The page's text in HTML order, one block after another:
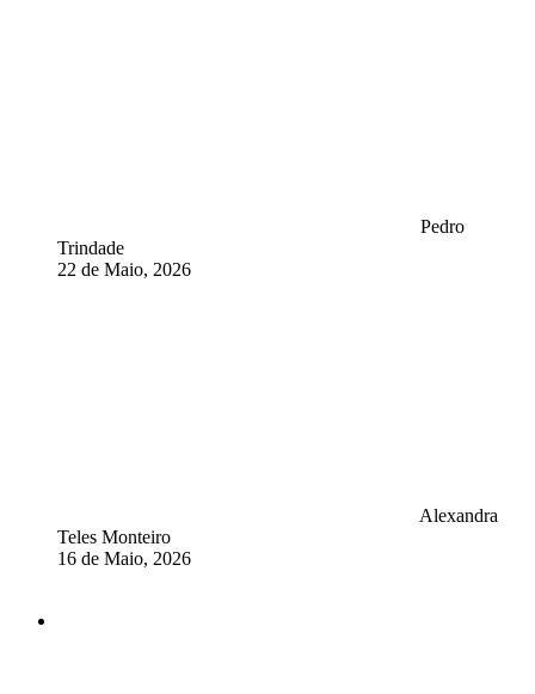
Pedro
Trindade
22 de Maio, 2026
Alexandra
Teles Monteiro
16 de Maio, 2026